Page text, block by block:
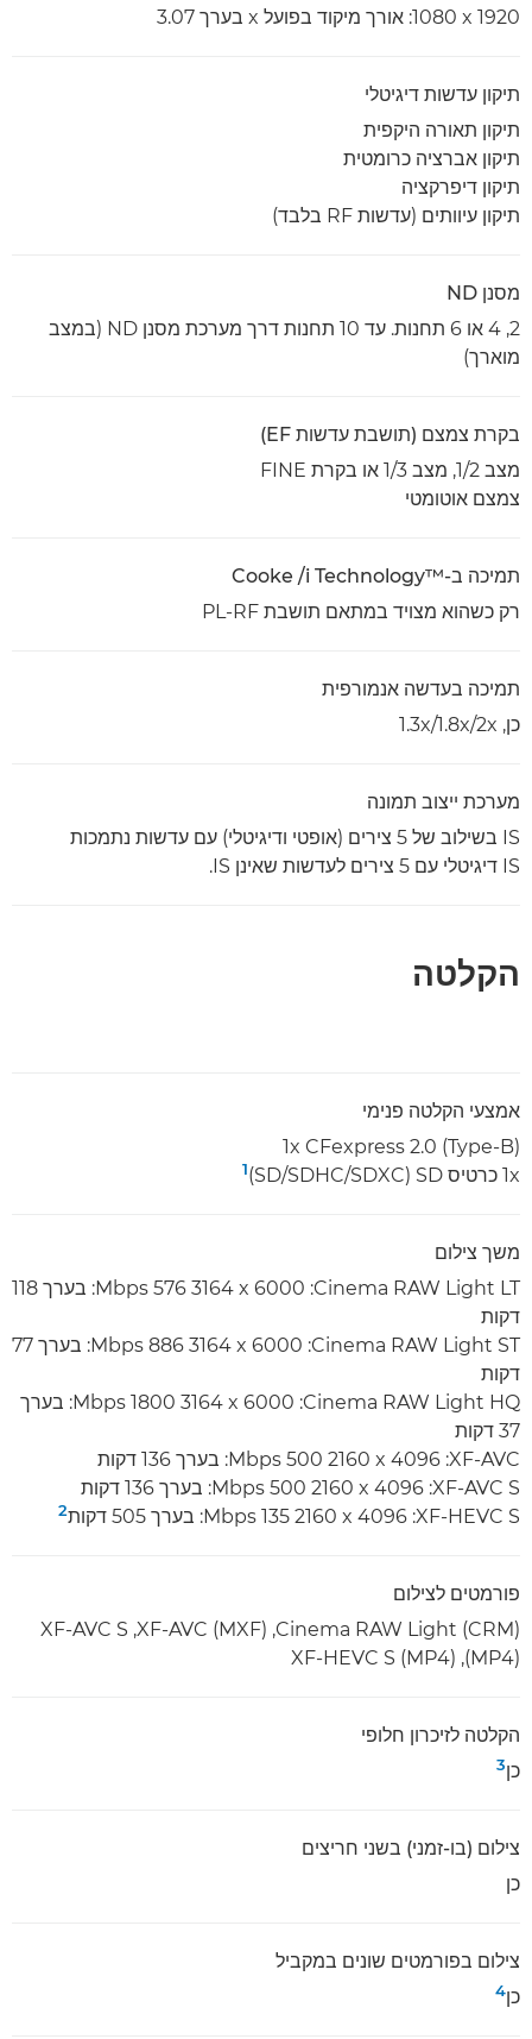
1920 x‏ 1080: אורך מיקוד בפועל x בערך 3.07
תיקון עדשות דיגיטלי
תיקון תאורה היקפית
תיקון אברציה כרומטית
תיקון דיפרקציה
תיקון עיוותים (עדשות RF בלבד)
מסנן ND
2, 4 או 6 תחנות. עד 10 תחנות דרך מערכת מסנן ND (במצב
מוארך)
בקרת צמצם (תושבת עדשות EF)
מצב 1/2, מצב 1/3 או בקרת FINE
צמצם אוטומטי
תמיכה ב-Cooke /i Technology™‎
רק כשהוא מצויד במתאם תושבת PL-RF
תמיכה בעדשה אנמורפית
כן, 2x‏/1.8x‏/1.3x
מערכת ייצוב תמונה
IS בשילוב של 5 צירים (אופטי ודיגיטלי) עם עדשות נתמכות
IS דיגיטלי עם 5 צירים לעדשות שאינן IS.
הקלטה
אמצעי הקלטה פנימי
1x CFexpress 2.0 (Type-B)
1x כרטיס SD‏ (SD/SDHC/SDXC)
1
משך צילום
Cinema RAW Light LT:‏ 6000 x‏ 3164 576 Mbps:‏ בערך 118
דקות
Cinema RAW Light ST:‏ 6000 x‏ 3164 886 Mbps:‏ בערך 77
דקות
Cinema RAW Light HQ:‏ 6000 x‏ 3164 1800 Mbps:‏ בערך
37 דקות
XF-AVC:‏ 4096 x‏ 2160 500 Mbps: בערך 136 דקות
XF-AVC S:‏ 4096 x‏ 2160 500 Mbps:‏ בערך 136 דקות
XF-HEVC S:‏ 4096 x‏ 2160 135 Mbps:‏ בערך 505 דקות
2
פורמטים לצילום
Cinema RAW Light (CRM),‏ XF-AVC (MXF),‏ XF-AVC S
(MP4),‏ XF-HEVC S (MP4)
הקלטה לזיכרון חלופי
כן3
צילום (בו-זמני) בשני חריצים
כן
צילום בפורמטים שונים במקביל
כן4